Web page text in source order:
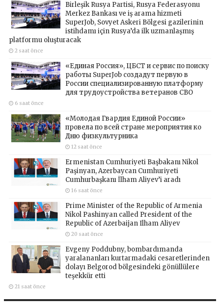
Birleşik Rusya Partisi, Rusya Federasyonu
Merkez Bankası ve iş arama hizmeti
SuperJob, Sovyet Askeri Bölgesi gazilerinin
istihdamı için Rusya’da ilk uzmanlaşmış
platformu oluşturacak
2 saat önce
«Единая Россия», ЦБСТ и сервис по поиску
работы SuperJob создадут первую в
России специализированную платформу
для трудоустройства ветеранов СВО
6 saat önce
«Молодая Гвардия Единой России»
провела по всей стране мероприятия ко
Дню физкультурника
12 saat önce
Ermenistan Cumhuriyeti Başbakanı Nikol
Paşinyan, Azerbaycan Cumhuriyeti
Cumhurbaşkanı İlham Aliyev’i aradı
16 saat önce
Prime Minister of the Republic of Armenia
Nikol Pashinyan called President of the
Republic of Azerbaijan Ilham Aliyev
20 saat önce
Evgeny Poddubny, bombardımanda
yaralananları kurtarmadaki cesaretlerinden
dolayı Belgorod bölgesindeki gönüllülere
teşekkür etti
21 saat önce